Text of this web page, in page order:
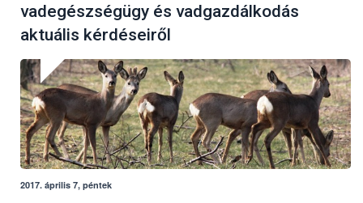
vadegészségügy és vadgazdálkodás
aktuális kérdéseiről
2017. április 7, péntek